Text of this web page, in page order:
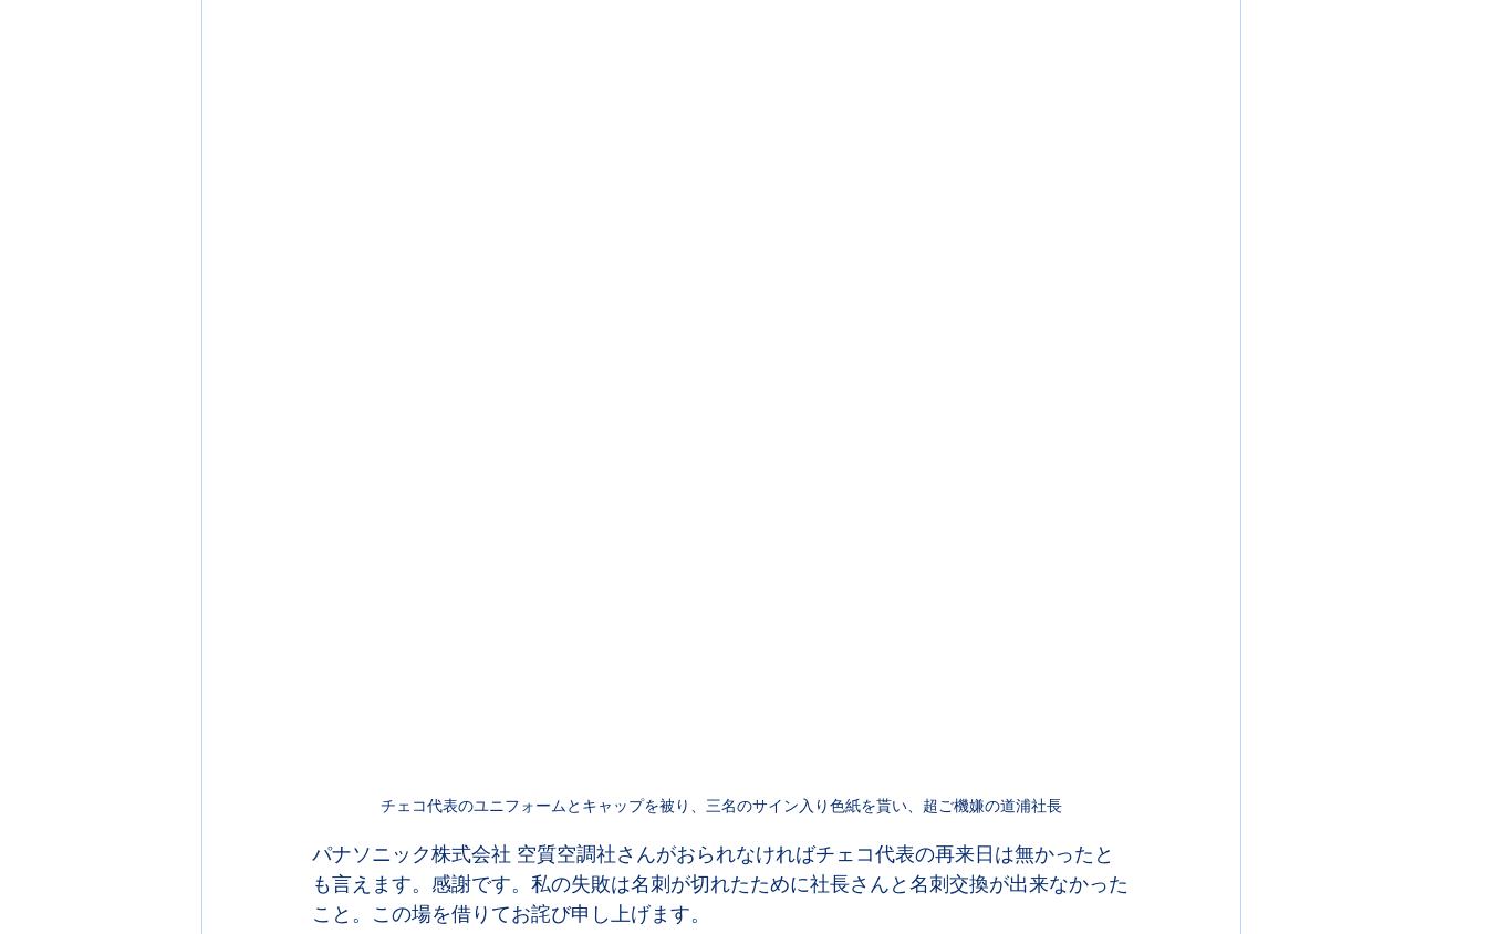
チェコ代表のユニフォームとキャップを被り、三名のサイン入り色紙を貰い、超ご機嫌の道浦社長
パナソニック株式会社 空質空調社さんがおられなければチェコ代表の再来日は無かったと
も言えます。感謝です。私の失敗は名刺が切れたために社長さんと名刺交換が出来なかった
こと。この場を借りてお詫び申し上げます。